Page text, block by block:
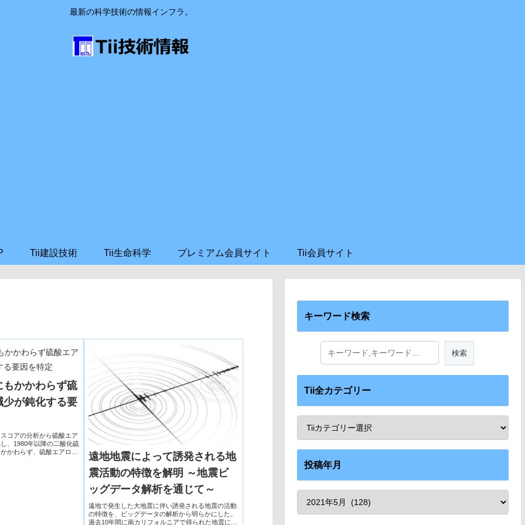
最新の科学技術の情報インフラ。
Tii建設技術 Tii生命科学 プレミアム会員サイト Tii会員サイト
かかわらず硫
が鈍化する要
コアの分析から硫酸エア
、1980年以降の二酸化硫
かわらず、硫酸エアロゾ
遠地地震によって誘発される地
震活動の特徴を解明 ～地震ビ
ッグデータ解析を通じて～
遠地で発生した大地震に伴い誘発される地震の活動
の特徴を、ビッグデータの解析から明らかにした。
過去10年間に南カリフォルニアで得られた地震に関
キーワード検索
Tii全カテゴリー
投稿年月